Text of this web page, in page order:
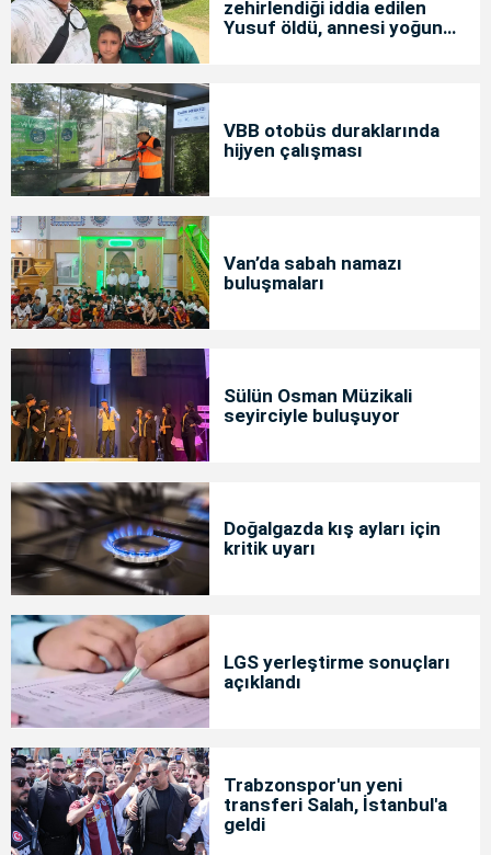
zehirlendiği iddia edilen
Yusuf öldü, annesi yoğun
VBB otobüs duraklarında
hijyen çalışması
Van’da sabah namazı
buluşmaları
Sülün Osman Müzikali
seyirciyle buluşuyor
Doğalgazda kış ayları için
kritik uyarı
LGS yerleştirme sonuçları
açıklandı
Trabzonspor'un yeni
transferi Salah, İstanbul'a
geldi